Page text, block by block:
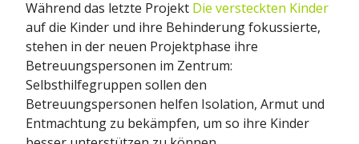
Während das letzte Projekt Die versteckten Kinder
auf die Kinder und ihre Behinderung fokussierte,
stehen in der neuen Projektphase ihre
Betreuungspersonen im Zentrum:
Selbsthilfegruppen sollen den
Betreuungspersonen helfen Isolation, Armut und
Entmachtung zu bekämpfen, um so ihre Kinder